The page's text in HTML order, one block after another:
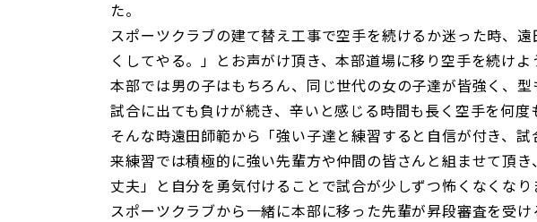
た。
スポーツクラブの建て替え工事で空手を続けるか迷った時、
くしてやる。」とお声がけ頂き、本部道場に移り空手を続けよ
本部では男の子はもちろん、同じ世代の女の子達が皆強く、型
試合に出ても負けが続き、辛いと感じる時間も長く空手を何度
そんな時遠田師範から「強い子達と練習すると自信が付き、
来練習では積極的に強い先輩方や仲間の皆さんと組ませて頂
丈夫」と自分を勇気付けることで試合が少しずつ怖くなくなり
スポーツクラブから一緒に本部に移った先輩が昇段審査を受